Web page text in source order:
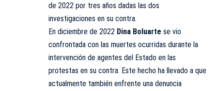
de 2022 por tres años dadas las dos
investigaciones en su contra.
En diciembre de 2022 Dina Boluarte se vio
confrontada con las muertes ocurridas durante la
intervención de agentes del Estado en las
protestas en su contra. Este hecho ha llevado a que
actualmente también enfrente una denuncia